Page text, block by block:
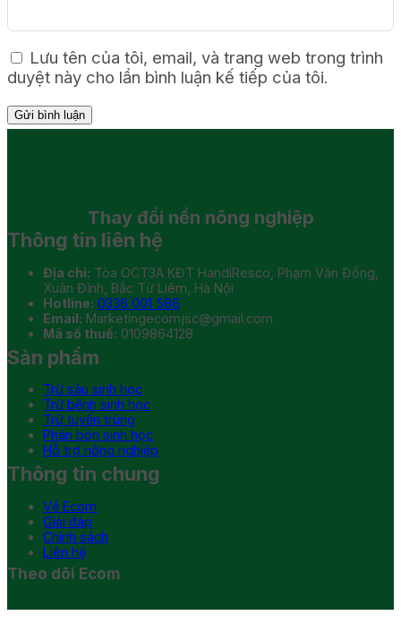
Lưu tên của tôi, email, và trang web trong trình
duyệt này cho lần bình luận kế tiếp của tôi.
Thay đổi nền nông nghiệp
Thông tin liên hệ
Địa chỉ: Tòa OCT3A KĐT HandiResco, Phạm Văn Đồng,
Xuân Đỉnh, Bắc Từ Liêm, Hà Nội
Hotline: 0336 001 586
Email: Marketingecomjsc@gmail.com
Mã số thuế: 0109864128
Sản phẩm
Trừ sâu sinh học
Trừ bệnh sinh học
Trừ tuyến trùng
Phân bón sinh học
Hỗ trợ nông nghiệp
Thông tin chung
Về Ecom
Giải đáp
Chính sách
Liên hệ
Theo dõi Ecom